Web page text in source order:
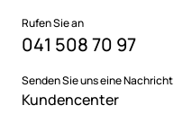
Rufen Sie an
041 508 70 97
Senden Sie uns eine Nachricht
Kundencenter